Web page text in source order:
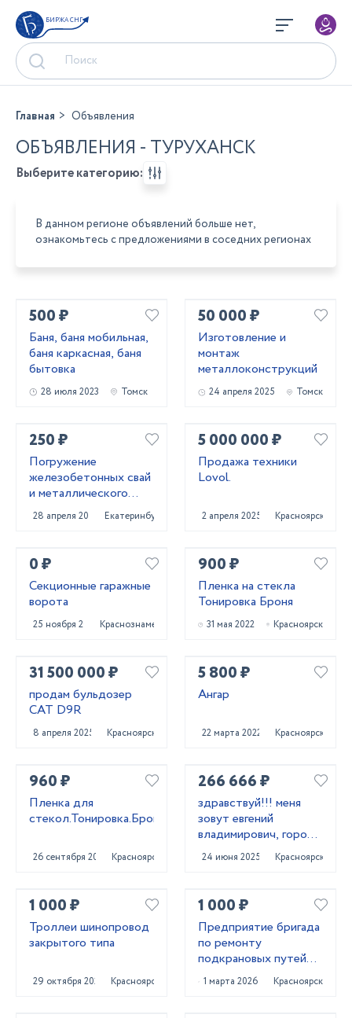
БИРЖА СНГ
Главная Объявления
ОБЪЯВЛЕНИЯ - ТУРУХАНСК
Выберите категорию:
В данном регионе объявлений больше нет,
ознакомьтесь с предложениями в соседних регионах
500 ₽
Баня, баня мобильная,
баня каркасная, баня
бытовка
28 июля 2023 Томск
50 000 ₽
Изготовление и
монтаж
металлоконструкций
24 апреля 2025 Томск
250 ₽
Погружение
железобетонных свай
и металлического
шпунта аренда
сваебоя
28 апреля 2022 Екатеринбург
5 000 000 ₽
Продажа техники
Lovol.
2 апреля 2025 Красноярск
0 ₽
Секционные гаражные
ворота
25 ноября 2020 Краснознаменск
900 ₽
Пленка на стекла
Тонировка Броня
31 мая 2022 Красноярск
31 500 000 ₽
продам бульдозер
CAT D9R
8 апреля 2025 Красноярск
5 800 ₽
Ангар
22 марта 2022 Красноярск
960 ₽
Пленка для
стекол.Тонировка.Броня.
26 сентября 2022 Красноярск
266 666 ₽
здравствуй!!! меня
зовут евгений
владимирович, город
проживания
красноярск.
24 июня 2025 Красноярск
1 000 ₽
Троллеи шинопровод
закрытого типа
29 октября 2023 Красноярск
1 000 ₽
Предприятие бригада
по ремонту
подкрановых путей
мостовых кранов
1 марта 2026 Красноярск